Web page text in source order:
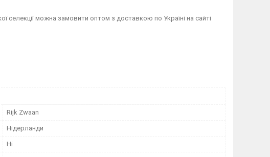
селекції можна замовити оптом з доставкою по Україні на сайті
Rijk Zwaan
Нідерланди
Ні